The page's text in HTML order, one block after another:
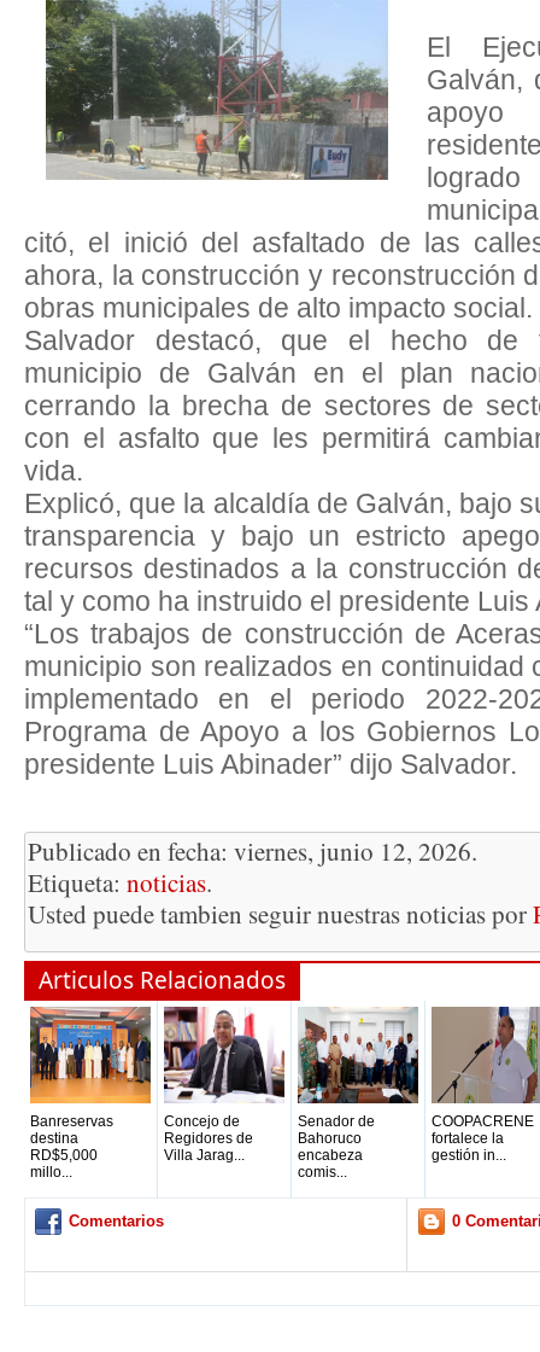
El
Galván,
citó, el inició del asfaltado de las
ahora, la construcción y reconstrucción
obras municipales de alto impacto social.
Salvador destacó, que el hecho
municipio de Galván en el plan
cerrando la brecha de sectores de
con el asfalto que les permitirá
vida.
Explicó, que la alcaldía de Galván, bajo
transparencia y bajo un estricto
recursos destinados a la construcción
tal y como ha instruido el presidente Luis
“Los trabajos de construcción de
municipio son realizados en continuidad
implementado en el periodo 2022-
Programa de Apoyo a los Gobiernos
presidente Luis Abinader” dijo Salvador.
Publicado en fecha: viernes, junio 12, 2026.
Etiqueta: noticias.
Usted puede tambien seguir nuestras noticias por
Articulos Relacionados
Banreservas
destina
RD$5,000
millo...
Concejo de
Regidores de
Villa Jarag...
Senador de
Bahoruco
encabeza
comis...
COOPACRENE
fortalece la
gestión in...
Comentarios 0